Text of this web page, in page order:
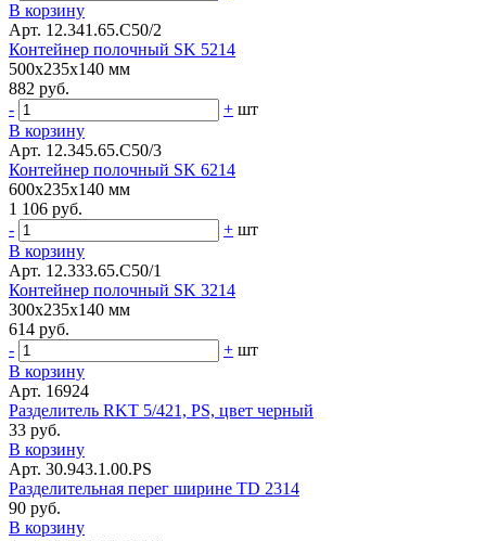
В корзину
Арт. 12.341.65.С50/2
Контейнер полочный SK 5214
500x235x140 мм
882 руб.
-
+ шт
В корзину
Арт. 12.345.65.С50/3
Контейнер полочный SK 6214
600x235x140 мм
1 106 руб.
-
+ шт
В корзину
Арт. 12.333.65.С50/1
Контейнер полочный SK 3214
300x235x140 мм
614 руб.
-
+ шт
В корзину
Арт. 16924
Разделитель RKT 5/421, PS, цвет черный
33 руб.
В корзину
Арт. 30.943.1.00.PS
Разделительная перег ширине TD 2314
90 руб.
В корзину